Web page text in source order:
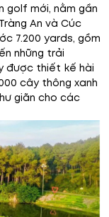
golf mới, nằm gần
An và Cúc
7.200 yards, gồm
những trải
được thiết kế hài
cây thông xanh
giãn cho các